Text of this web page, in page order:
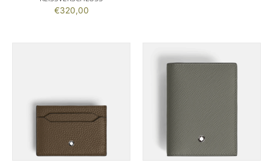
€320,00